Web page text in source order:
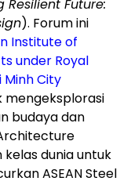
Resilient Future:
). Forumini
Institute of
under Royal
City
mengeksplorasi
budaya dan
dunia untuk
ASEAN Steel